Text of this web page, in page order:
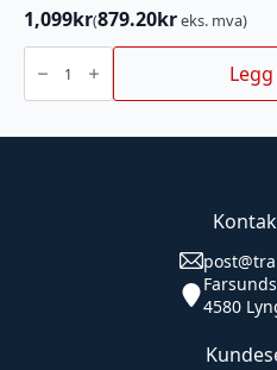
1,099kr(879.20kreks. mva)
SERVICE
HUSQVARNA
RIDER
4580